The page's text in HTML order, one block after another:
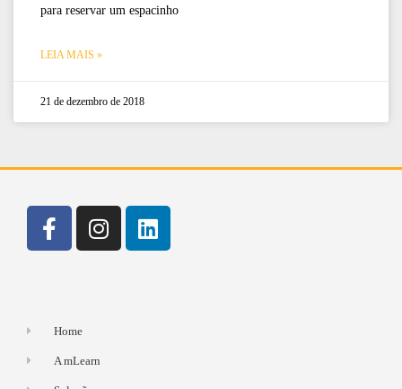
para reservar um espacinho
LEIA MAIS »
21 de dezembro de 2018
Home
A mLearn